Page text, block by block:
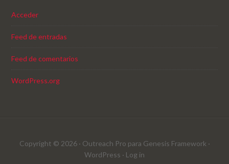
Acceder
Feed de entradas
Feed de comentarios
WordPress.org
Copyright © 2026 · Outreach Pro para Genesis Framework ·
WordPress · Log in